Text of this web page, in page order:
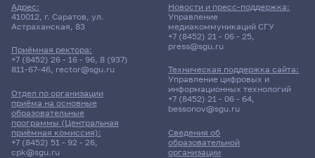
Адрес:
410012, г. Саратов, ул.
Астраханская, 83
Приёмная ректора:
+7 (8452) 26 - 16 - 96, 8 (937)
811-67-46, rector@sgu.ru
Отдел по организации
приёма на основные
образовательные
программы (Центральная
приёмная комиссия):
+7 (8452) 51 - 92 - 26,
cpk@sgu.ru
Сведения об
образовательной
организации
Новости и пресс-поддержка:
Управление
медиакоммуникаций СГУ
+7 (8452) 21 - 06 - 25,
press@sgu.ru
Техническая поддержка сайта:
Управление цифровых и
информационных технологий
+7 (8452) 21 - 06 - 64,
bessonov@sgu.ru